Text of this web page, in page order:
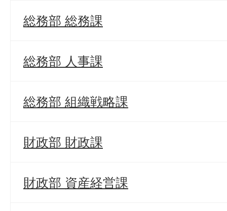
総務部 総務課
総務部 人事課
総務部 組織戦略課
財政部 財政課
財政部 資産経営課